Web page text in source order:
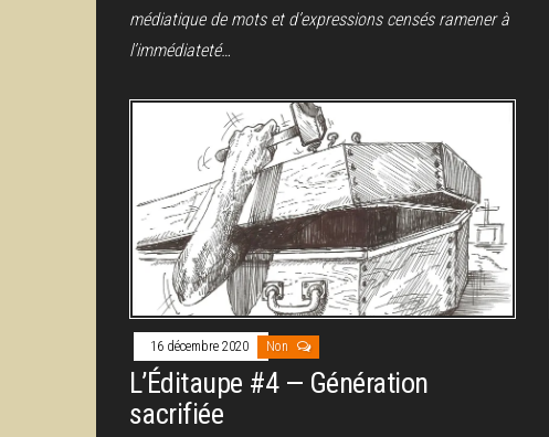
médiatique de mots et d’expressions censés ramener à
l’immédiateté…
16 décembre 2020 Non
L’Éditaupe #4 — Génération
sacrifiée